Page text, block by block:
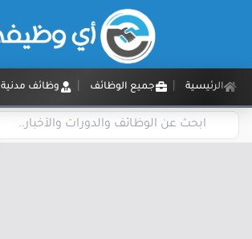
الرئيسية جميع الوظائف وظائف مدنية